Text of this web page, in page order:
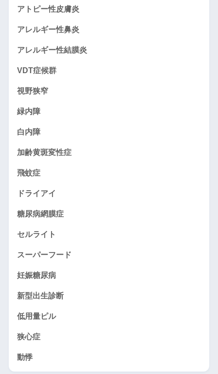
アトピー性皮膚炎
アレルギー性鼻炎
アレルギー性結膜炎
VDT症候群
視野狭窄
緑内障
白内障
加齢黄斑変性症
飛蚊症
ドライアイ
糖尿病網膜症
セルライト
スーパーフード
妊娠糖尿病
新型出生診断
低用量ピル
狭心症
動悸